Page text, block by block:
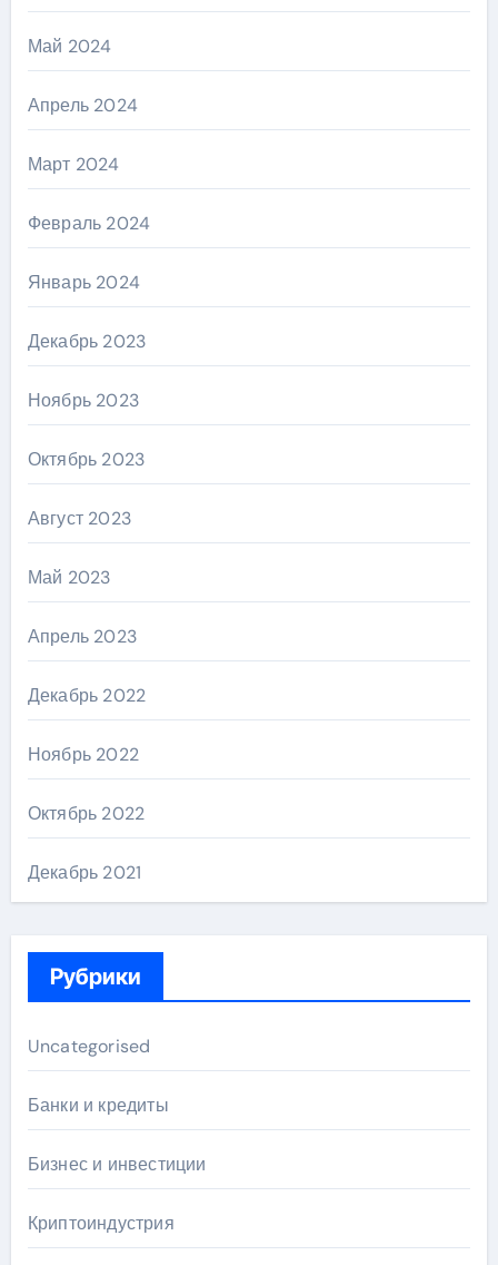
Май 2024
Апрель 2024
Март 2024
Февраль 2024
Январь 2024
Декабрь 2023
Ноябрь 2023
Октябрь 2023
Август 2023
Май 2023
Апрель 2023
Декабрь 2022
Ноябрь 2022
Октябрь 2022
Декабрь 2021
Рубрики
Uncategorised
Банки и кредиты
Бизнес и инвестиции
Криптоиндустрия